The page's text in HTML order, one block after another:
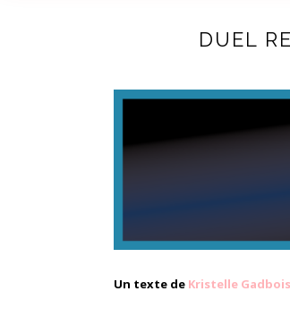
DUEL
Un texte de Kristelle Gadbois